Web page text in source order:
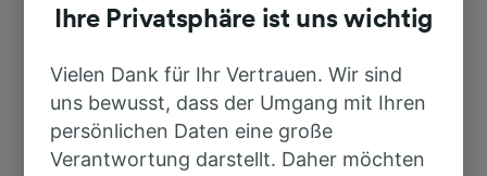
Top Strecken ab Heinsberg-
Randerath
Ihre Privatsphäre ist uns wichtig
Vielen Dank für Ihr Vertrauen. Wir sind
uns bewusst, dass der Umgang mit Ihren
persönlichen Daten eine große
Verantwortung darstellt. Daher möchten